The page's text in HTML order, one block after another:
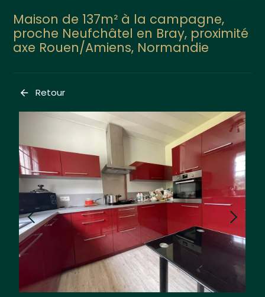
Maison de 137m² à la campagne,
proche Neufchâtel en Bray, proximité
axe Rouen/Amiens, Normandie
Retour
alt="Maison a la campagne proche de Forges les
Eaux, Normandie, 76" title="Maison a la campagne
proche de Forges les Eaux, Normandie, 76"/>